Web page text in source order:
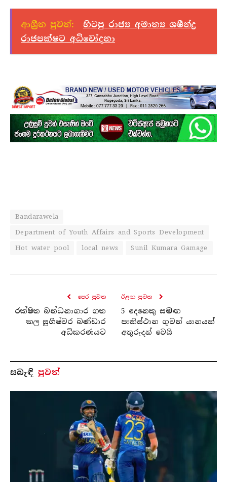
ආශ්‍රීත පුවත්:
හිටපු රාජ්‍ය අමාත්‍ය ශෂීන්ද්‍ර
රාජපක්ෂට අධිචෝදනා
Bandarawela
Department of Youth Affairs and Sports Development
Hot water pool
local news Sunil Kumara Gamage
පෙර පුව​ත
රක්ෂිත බන්ධනාගාර ගත
කල සුගීෂ්වර බණ්ඩාර
අධිකරණයට
ඊළඟ පුව​ත
5 දෙනෙකු සමඟ
පාකිස්ථාන ගුවන් යානයක්
අතුරුදන් වෙයි
සබැ​ඳි පුවත්